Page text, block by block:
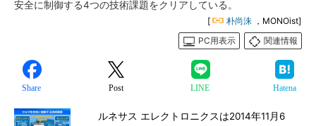
安全に制御する4つの技術課題をクリアしている。
[ 朴尚洙 ，MONOist]
PC用表示
関連情報
Share Post LINE Hatena
ルネサス エレクトロニクスは2014年11月6